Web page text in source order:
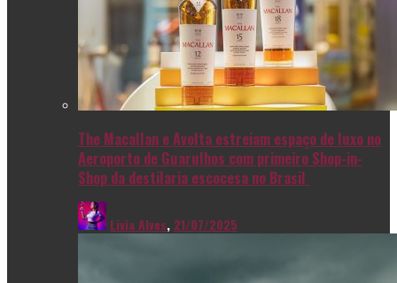
The Macallan e Avolta estreiam espaço de luxo no
Aeroporto de Guarulhos com primeiro Shop-in-
Shop da destilaria escocesa no Brasil
Livia Alves, 21/07/2025